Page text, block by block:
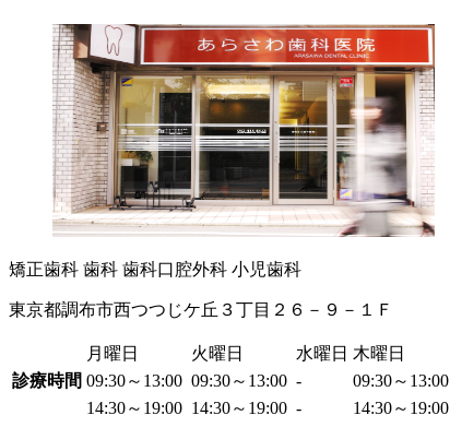
矯正歯科 歯科 歯科口腔外科 小児歯科
東京都調布市西つつじケ丘３丁目２６－９－１Ｆ
月曜日 火曜日 水曜日 木曜日
診療時間 09:30～13:00 09:30～13:00 - 09:30～13:00
14:30～19:00 14:30～19:00 - 14:30～19:00